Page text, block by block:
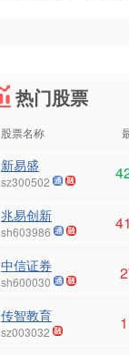
热门股票
股票名称
新易盛
sz300502
兆易创新
sh603986
中信证券
sh600030
传智教育
sz003032